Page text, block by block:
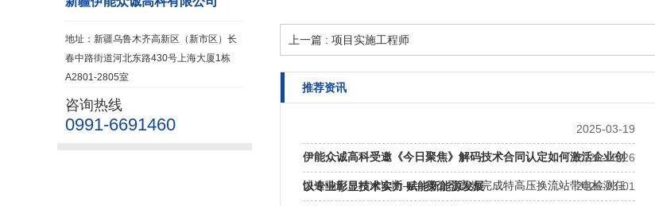
地址：新疆乌鲁木齐高新区（新市区）长
春中路街道河北东路430号上海大厦1栋
A2801-2805室
咨询热线
0991-6691460
上一篇 : 项目实施工程师
推荐资讯
2025-03-19
伊能众诚高科受邀《今日聚焦》解码技术合同认定如何激活企业创
新“新引擎”
2026-06-26
快速响应、精准诊断——我公司高效完成特高压换流站带电检测任
2026-06-01
以专业彰显技术实力 赋能新能源发展